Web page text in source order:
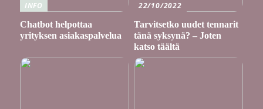
INFO
Chatbot helpottaa
yrityksen asiakaspalvelua
22/10/2022
Tarvitsetko uudet tennarit
tänä syksynä? – Joten
katso täältä